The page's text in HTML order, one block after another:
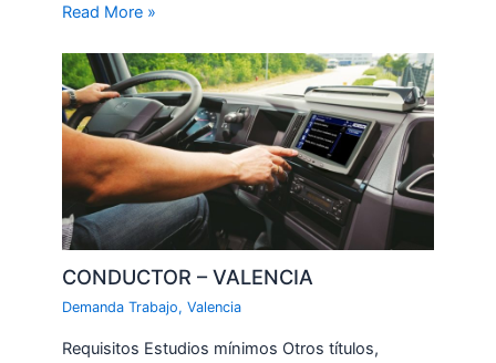
Read More »
CONDUCTOR – VALENCIA
Demanda Trabajo,Valencia
Requisitos Estudios mínimos Otros títulos,